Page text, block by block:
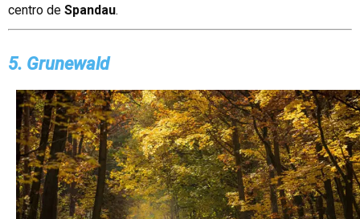
centro de Spandau.
5. Grunewald